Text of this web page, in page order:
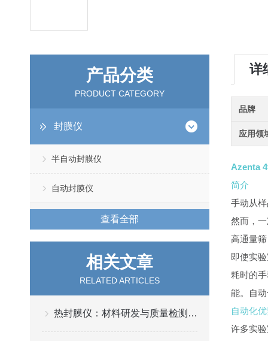
产品分类
PRODUCT CATEGORY
封膜仪
半自动封膜仪
自动封膜仪
查看全部
相关文章
RELATED ARTICLES
热封膜仪：材料研发与质量检测的精准“标尺”
详
品牌
应用领
Azenta
简介
手动从
然而，
高通量
即使实
耗时的
能。自
自动化
许多实